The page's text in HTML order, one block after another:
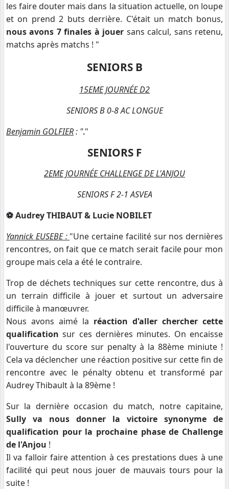
les faire douter mais dans la situation actuelle, on loupe
et on prend 2 buts derrière. C'était un match bonus,
nous avons 7 finales à jouer sans calcul, sans retenu,
matchs après matchs ! "
SENIORS B
15EME JOURNÉE D2
SENIORS B 0-8 AC LONGUE
Benjamin GOLFIER: "."
SENIORS F
2EME JOURNÉE CHALLENGE DE L'ANJOU
SENIORS F 2-1 ASVEA
⚽️ Audrey THIBAUT & Lucie NOBILET
Yannick EUSEBE : "Une certaine facilité sur nos dernières
rencontres, on fait que ce match serait facile pour mon
groupe mais cela a été le contraire.
Trop de déchets techniques sur cette rencontre, dus à
un terrain difficile à jouer et surtout un adversaire
difficile à manœuvrer.
Nous avons aimé la réaction d'aller chercher cette
qualificationsur ces dernières minutes. On encaisse
l'ouverture du score sur penalty à la 88ème miniute !
Cela va déclencher une réaction positive sur cette fin de
rencontre avec le pénalty obtenu et transformé par
Audrey Thibault à la 89ème !
Sur la dernière occasion du match, notre capitaine,
Sully va nous donner la victoire synonyme de
qualification pour la prochaine phase de Challenge
de l'Anjou !
Il va falloir faire attention à ces prestations dues à une
facilité qui peut nous jouer de mauvais tours pour la
suite !